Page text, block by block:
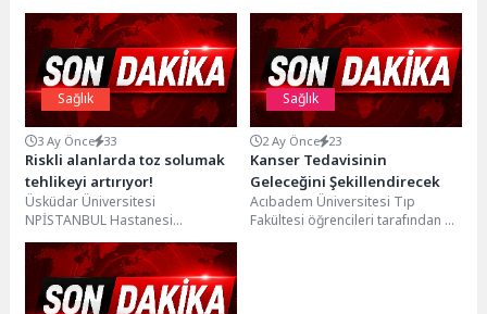
Sağlık
3 Ay Önce 33
Riskli alanlarda toz solumak
tehlikeyi artırıyor!
Üsküdar Üniversitesi
NPİSTANBUL Hastanesi
Enfeksiyon Hastalıkları ve Klinik
Mikrobiyoloji Uzmanı Dr.
Dilek Leyla Mamçu, son günlerde
tüm...
Sağlık
2 Ay Önce 23
Kanser Tedavisinin
Geleceğini Şekillendirecek
Acıbadem Üniversitesi Tıp
Fakültesi öğrencileri tarafından bu